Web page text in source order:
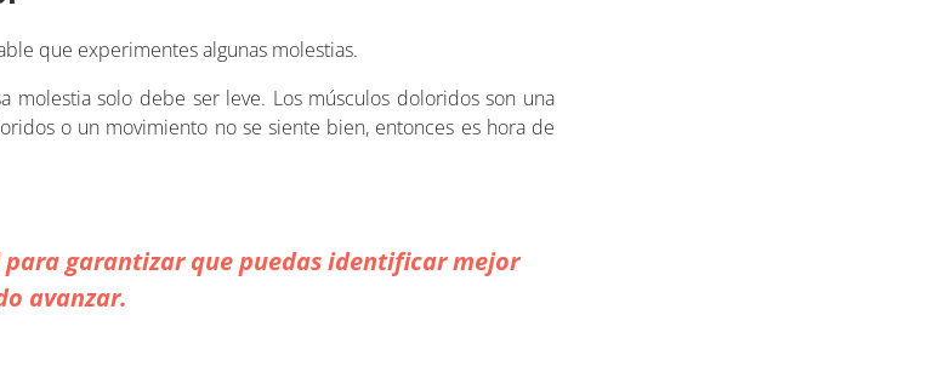
que experimentes algunas molestias.
solo debe ser leve. Los músculos doloridos son una
o un movimiento no se siente bien, entonces es hora de
garantizar que puedas identificar mejor
avanzar.